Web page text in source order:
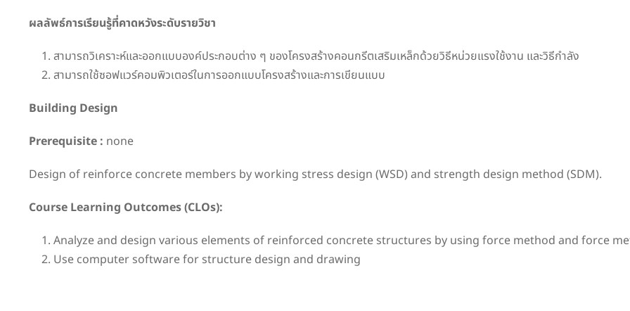
ผลลัพธ์การเรียนรู้ที่คาดหวังระดับรายวิชา
สามารถวิเคราะห์และออกแบบองค์ประกอบต่าง ๆ ของโครงสร้างคอนกรีตเสริมเหล็กด้วยวิธีหน่วยแรงใช้งาน และวิธีกำลัง
สามารถใช้ซอฟแวร์คอมพิวเตอร์ในการออกแบบโครงสร้างและการเขียนแบบ
Building Design
Prerequisite : none
Design of reinforce concrete members by working stress design (WSD) and strength design method (SDM).
Course Learning Outcomes (CLOs):
Analyze and design various elements of reinforced concrete structures by using force method and force
Use computer software for structure design and drawing